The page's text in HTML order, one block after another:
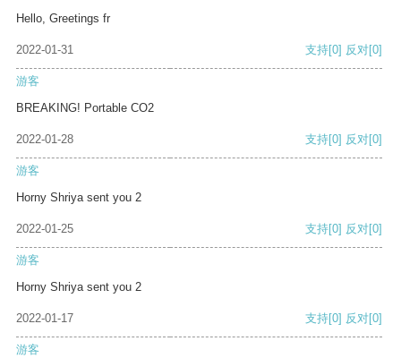
Hello, Greetings fr
2022-01-31 支持[0] 反对[0]
游客
BREAKING! Portable CO2
2022-01-28 支持[0] 反对[0]
游客
Horny Shriya sent you 2
2022-01-25 支持[0] 反对[0]
游客
Horny Shriya sent you 2
2022-01-17 支持[0] 反对[0]
游客